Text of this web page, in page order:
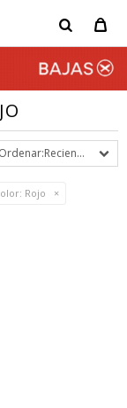
Recientes
Rojo